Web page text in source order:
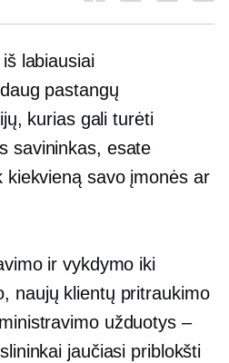
labiausiai
pastangų
kurias gali turėti
savininkas, esate
kiekvieną savo įmonės ar
ir vykdymo iki
naujų klientų pritraukimo
užduotys –
jaučiasi priblokšti